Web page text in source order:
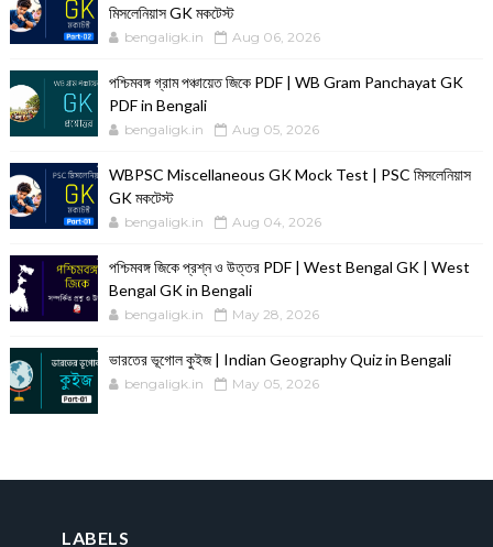
মিসলেনিয়াস GK মকটেস্ট
bengaligk.in Aug 06, 2026
পশ্চিমবঙ্গ গ্রাম পঞ্চায়েত জিকে PDF | WB Gram Panchayat GK
PDF in Bengali
bengaligk.in Aug 05, 2026
WBPSC Miscellaneous GK Mock Test | PSC মিসলেনিয়াস
GK মকটেস্ট
bengaligk.in Aug 04, 2026
পশ্চিমবঙ্গ জিকে প্রশ্ন ও উত্তর PDF | West Bengal GK | West
Bengal GK in Bengali
bengaligk.in May 28, 2026
ভারতের ভূগোল কুইজ | Indian Geography Quiz in Bengali
bengaligk.in May 05, 2026
LABELS